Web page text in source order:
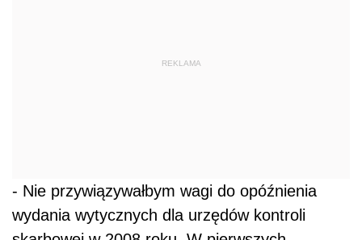
REKLAMA
- Nie przywiązywałbym wagi do opóźnienia
wydania wytycznych dla urzędów kontroli